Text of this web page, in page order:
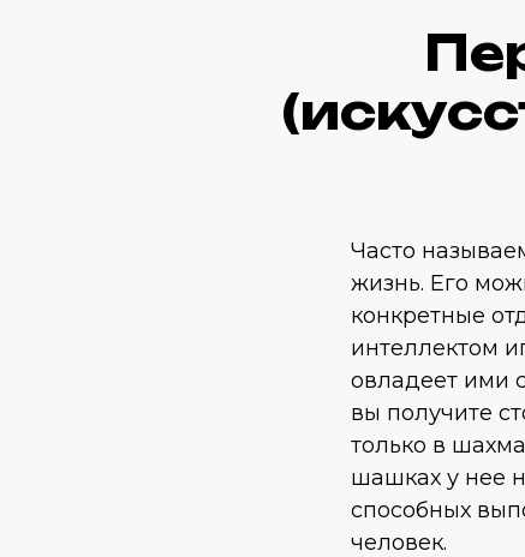
Часто
жизнь. Его
конкретные
интеллектом
овладеет ими
вы получите
только в
шашках у нее
способных
человек.